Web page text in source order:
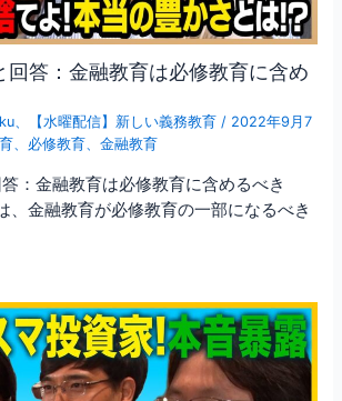
回答：金融教育は必修教育に含め
、 【水曜配信】新しい義務教育 / 2022年9月7
、 必修教育、金融教育
：金融教育は必修教育に含めるべき
、金融教育が必修教育の一部になるべき